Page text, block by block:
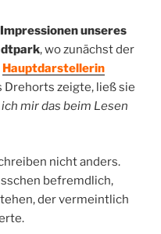
Impressionen unseres
, wo zunächst der
Hauptdarstellerin
Drehorts zeigte, ließ sie
mir das beim Lesen
nicht anders.
befremdlich,
der vermeintlich